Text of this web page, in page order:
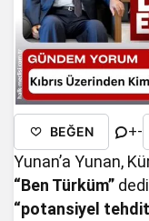
BEĞEN +-
Yunan’a Yunan,
“Ben Türküm”
“potansiyel